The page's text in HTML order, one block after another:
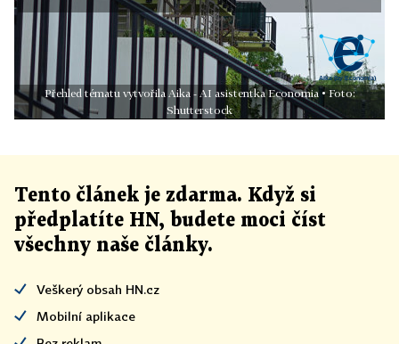
Přehled tématu vytvořila Aika - AI asistentka Economia • Foto:
Shutterstock
Tento článek je zdarma. Když si
předplatíte HN, budete moci číst
všechny naše články.
Veškerý obsah HN.cz
Mobilní aplikace